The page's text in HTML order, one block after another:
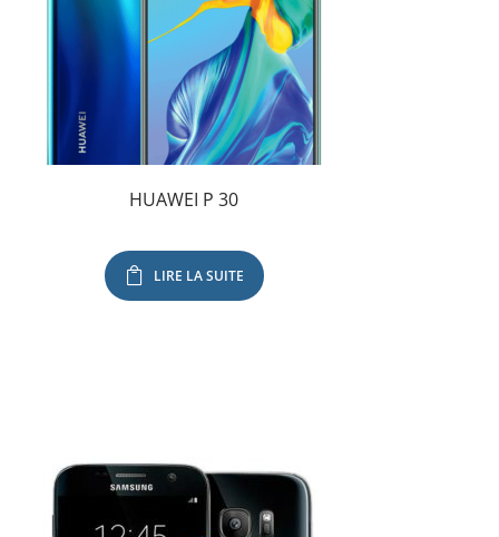
HUAWEI P 30
LIRE LA SUITE